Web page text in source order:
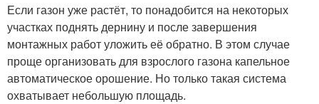
Если газон уже растёт, то понадобится на некоторых
участках поднять дернину и после завершения
монтажных работ уложить её обратно. В этом случае
проще организовать для взрослого газона капельное
автоматическое орошение. Но только такая система
охватывает небольшую площадь.